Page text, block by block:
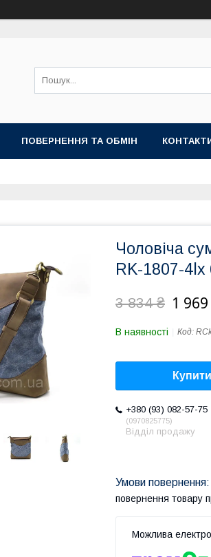
ПОВЕРНЕННЯ ТА ОБМІН
Чоловіча
RK-1807-4lx
3 834 ₴ 1
В наявності Код:
Купити
+380 (93) 082-57-75
0970825775
Відділ продажу
повернення товару